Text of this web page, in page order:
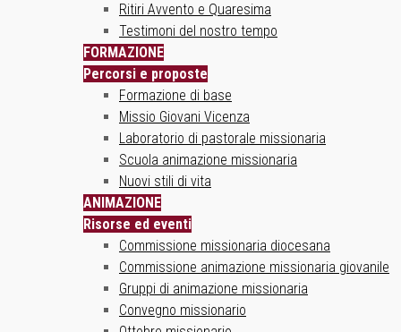
Ritiri Avvento e Quaresima
Testimoni del nostro tempo
FORMAZIONE
Percorsi e proposte
Formazione di base
Missio Giovani Vicenza
Laboratorio di pastorale missionaria
Scuola animazione missionaria
Nuovi stili di vita
ANIMAZIONE
Risorse ed eventi
Commissione missionaria diocesana
Commissione animazione missionaria giovanile
Gruppi di animazione missionaria
Convegno missionario